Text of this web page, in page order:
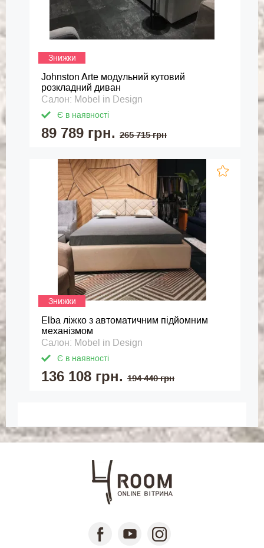
Знижки
Johnston Arte модульний кутовий
розкладний диван
Салон: Mobel in Design
Є в наявності
89 789 грн. 265 715 грн
Знижки
Elba ліжко з автоматичним підйомним
механізмом
Салон: Mobel in Design
Є в наявності
136 108 грн. 194 440 грн